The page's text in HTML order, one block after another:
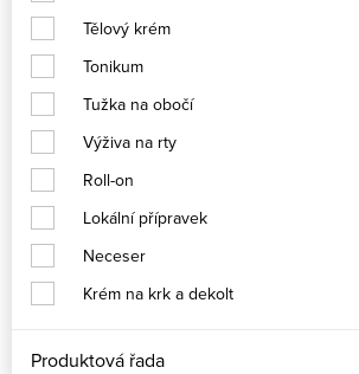
Tělový krém
Tonikum
Tužka na obočí
Výživa na rty
Roll-on
Lokální přípravek
Neceser
Krém na krk a dekolt
Produktová řada